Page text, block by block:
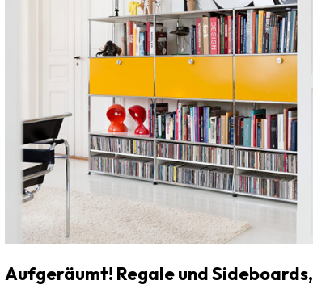
Aufgeräumt! Regale und Sideboards,